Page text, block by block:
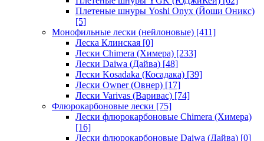
Плетеные шнуры Yoshi Onyx (Йоши Оникс)
[5]
Монофильные лески (нейлоновые) [411]
Леска Клинская [0]
Лески Chimera (Химера) [233]
Лески Daiwa (Дайва) [48]
Лески Kosadaka (Косадака) [39]
Лески Owner (Овнер) [17]
Лески Varivas (Варивас) [74]
Флюрокарбоновые лески [75]
Лески флюрокарбоновые Chimera (Химера)
[16]
Лески флюрокарбоновые Daiwa (Дайва) [0]